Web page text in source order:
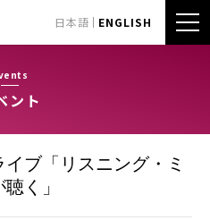
日本語 ENGLISH
ント
ブ「リスニング・ミ
く」